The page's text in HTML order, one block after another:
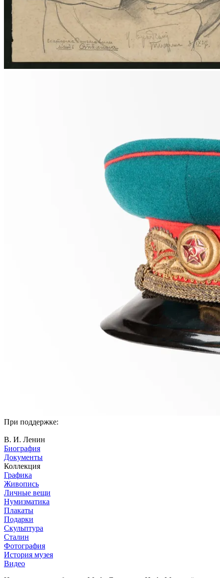
При поддержке:
В. И. Ленин
Биография
Документы
Коллекция
Графика
Живопись
Личные вещи
Нумизматика
Плакаты
Подарки
Скульптура
Сталин
Фотография
История музея
Видео